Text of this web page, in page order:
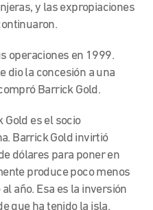
y las expropiaciones
operaciones en 1999.
dio la concesión a una
Barrick Gold.
Gold es el socio
Barrick Gold invirtió
dólares para poner en
produce poco menos
año. Esa es la inversión
que ha tenido la isla.